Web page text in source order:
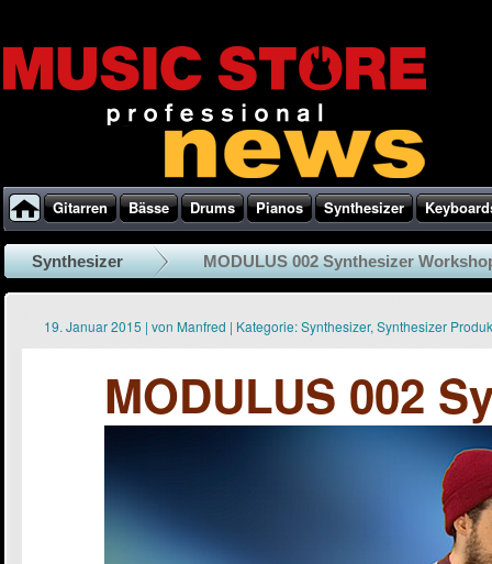
Gitarren Bässe Drums Pianos Synthesizer
Synthesizer MODULUS 002 Synthesizer
19. Januar 2015 | von Manfred | Kategorie:Synthesizer, Synthesizer
MODULUS 002